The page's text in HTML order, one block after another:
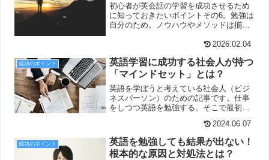
初心者が英会話の学習を成功させるため
に知っておきたいポイントその6。勉強は
自分のため。ノウハウやメソッドは揃っ
「自分で決めて、自分で動く」という自
2026.02.04
成功のポイント
英語学習に成功する社会人が持つ
「マインドセット」とは？
英語を学ぼうと考えている社会人（ビジ
ネスパーソン）のための記事です。仕事
をしつつ英語を勉強する。そこで最初に
の考え方を押さえておくことはとても大
切です。
2024.06.07
成功のポイント
英語を勉強しても結果が出ない！
根本的な原因と対処法とは？